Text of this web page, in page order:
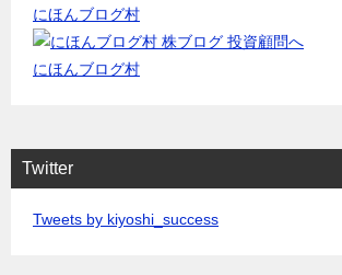
にほんブログ村
にほんブログ村
Twitter
Tweets by kiyoshi_success